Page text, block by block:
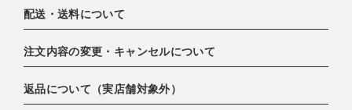
下記お支払い方法よりお選びいただけます。
EXPRESS,Diners Club）
・PayPay
配送・送料について
配達業者：日本郵便
ゆうパック 800円
北海道：1,400円
注文内容の変更・キャンセルについて
ご注文日当日から翌日のAM9:00までにご連絡頂いた場合はキャン
返品について（実店舗対象外）